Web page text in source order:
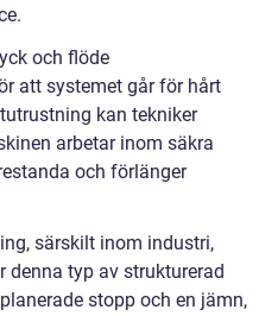
och flöde
att systemet går för hårt
kan tekniker
arbetar inom säkra
och förlänger
särskilt inom industri,
denna typ av strukturerad
stopp och en jämn,